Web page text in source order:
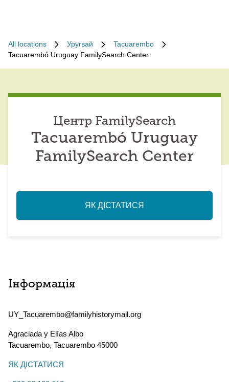
All locations Уругвай
Tacuarembo
Tacuarembó Uruguay FamilySearch Center
Центр FamilySearch
Tacuarembó Uruguay
FamilySearch Center
ЯК ДІСТАТИСЯ
Інформація
UY_Tacuarembo@familyhistorymail.org
Agraciada y Elías Albo
Tacuarembo, Tacuarembo 45000
ЯК ДІСТАТИСЯ